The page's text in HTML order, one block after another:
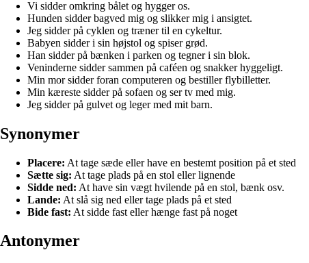
Vi sidder omkring bålet og hygger os.
Hunden sidder bagved mig og slikker mig i ansigtet.
Jeg sidder på cyklen og træner til en cykeltur.
Babyen sidder i sin højstol og spiser grød.
Han sidder på bænken i parken og tegner i sin blok.
Veninderne sidder sammen på caféen og snakker hyggeligt.
Min mor sidder foran computeren og bestiller flybilletter.
Min kæreste sidder på sofaen og ser tv med mig.
Jeg sidder på gulvet og leger med mit barn.
Synonymer
Placere: At tage sæde eller have en bestemt position på et sted
Sætte sig: At tage plads på en stol eller lignende
Sidde ned: At have sin vægt hvilende på en stol, bænk osv.
Lande: At slå sig ned eller tage plads på et sted
Bide fast: At sidde fast eller hænge fast på noget
Antonymer